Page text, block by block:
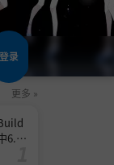
登录
更多 »
6.6